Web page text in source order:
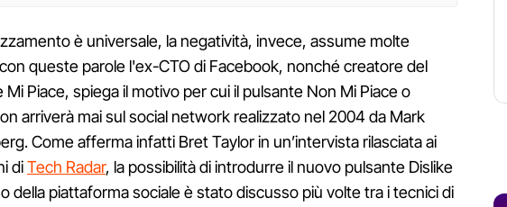
è universale, la negatività, invece, assume molte
queste parole l'ex-CTO di Facebook, nonché creatore del
Mi Piace, spiega il motivo per cui il pulsante Non Mi Piace o
arriverà mai sul social network realizzato nel 2004 da Mark
Come afferma infatti Bret Taylor in un’intervista rilasciata ai
diTech Radar, la possibilità di introdurre il nuovo pulsante Dislike
della piattaforma sociale è stato discusso più volte tra i tecnici di